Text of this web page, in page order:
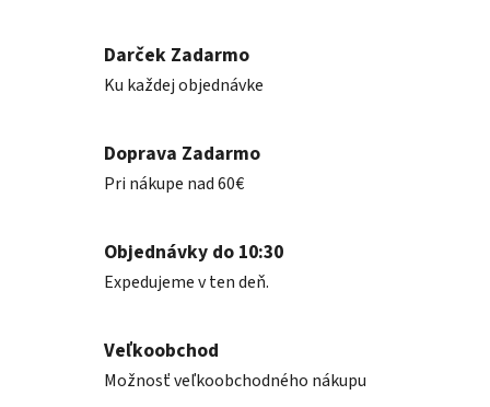
Darček Zadarmo
Ku každej objednávke
Doprava Zadarmo
Pri nákupe nad 60€
Objednávky do 10:30
Expedujeme v ten deň.
Veľkoobchod
Možnosť veľkoobchodného nákupu